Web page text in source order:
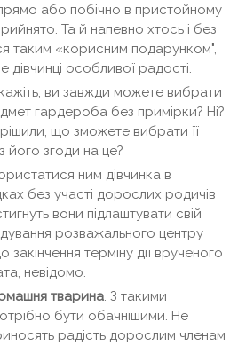
або побічно в пристойному
Та й напевно хтось і без
таким «корисним подарунком",
дівчинці особливої ​​радості.
ви завжди можете вибрати
гардероба без примірки? Ні?
що зможете вибрати її
його згоди на це?
ним дівчинка в
без участі дорослих родичів
вони підлаштувати свій
розважального центру
закінчення терміну дії врученого
невідомо.
тварина. З такими
бути обачнішими. Не
радість дорослим членам